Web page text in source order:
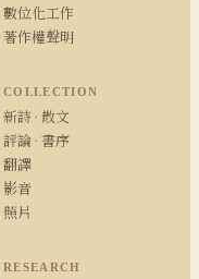
數位化工作
著作權聲明
COLLECTION
新詩 · 散文
評論 · 書序
翻譯
影音
照片
RESEARCH